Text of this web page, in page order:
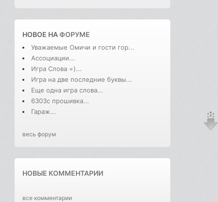
НОВОЕ НАФОРУМЕ
Уважаемые Омичи и гости гор...
Ассоциации...
Игра Слова =)...
Игра на две последние буквы...
Еще одна игра слова...
6303с прошивка...
Гараж...
весь форум
НОВЫЕ КОММЕНТАРИИ
все комментарии